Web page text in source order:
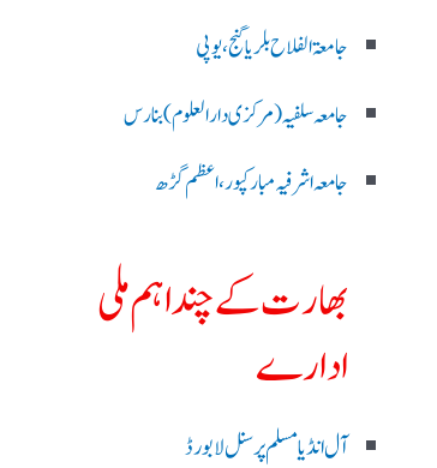
جامعۃ الفلاح بلریاگنج،یوپی
جامعہ سلفیہ(مرکزی دارالعلوم )بنارس
جامعہ اشرفیہ مبارکپور،اعظم گڑھ
بھارت کے چند اہم ملی
ادارے
آل انڈیا مسلم پرسنل لا بورڈ